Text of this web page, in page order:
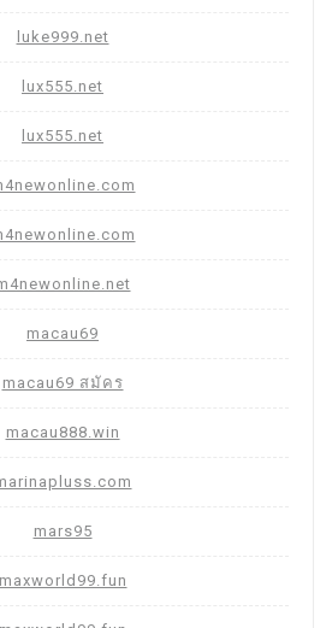
luke999.net
lux555.net
lux555.net
macau69
macau69 สมัคร
macau888.win
mars95
maxworld99.fun